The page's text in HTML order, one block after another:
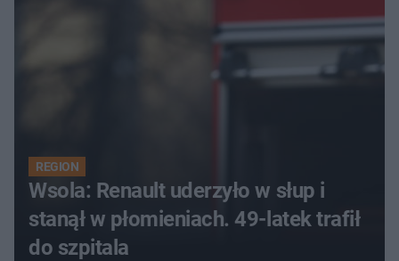
REGION
Wsola: Renault uderzyło w słup i
stanął w płomieniach. 49-latek trafił
do szpitala